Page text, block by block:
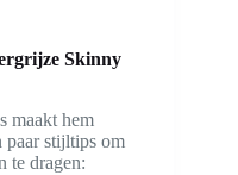
Skinny
maakt hem
stijltips om
te dragen: